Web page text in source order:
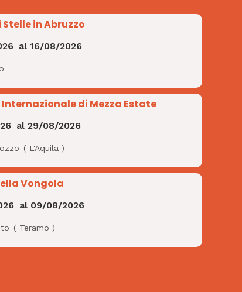
in Abruzzo
al16/08/2026
di Mezza Estate
al29/08/2026
( L'Aquila )
Vongola
al 09/08/2026
( Teramo )